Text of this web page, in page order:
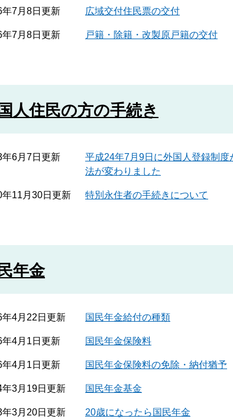
年7月8日更新 広域交付住民票の交付
年7月8日更新 戸籍・除籍・改製原戸籍の交付
人住民の方の手続き
年6月7日更新
平成24年7月9日に外国人登録制
法が変わりました
年11月30日更新 特別永住者の手続きについて
年金
年4月22日更新 国民年金給付の種類
年4月1日更新 国民年金保険料
年4月1日更新 国民年金保険料の免除・納付猶予
年3月19日更新 国民年金基金
年3月20日更新 20歳になったら国民年金